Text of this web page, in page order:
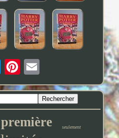
première seulement